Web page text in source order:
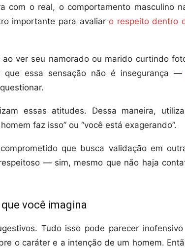
com o real, o comportamento masculino
importante para avaliar o respeito dentro
ver seu namorado ou marido curtindo
que essa sensação não é insegurança —
essas atitudes. Dessa maneira,
faz isso” ou “você está exagerando”.
que busca validação em
— sim, mesmo que não haja
você imagina
Tudo isso pode parecer
o caráter e a intenção de um homem.